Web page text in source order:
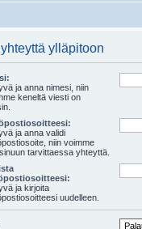
ylläpitoon
ja anna nimesi, niin
keneltä viesti on
ja anna validi
niin voimme
tarvittaessa yhteyttä.
ja kirjoita
uudelleen.